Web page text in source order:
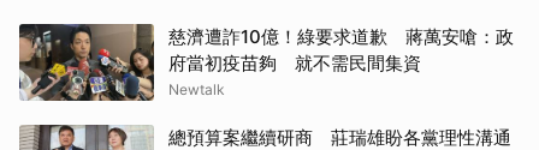
慈濟遭詐10億！綠要求道歉 蔣萬安嗆：政
府當初疫苗夠 就不需民間集資
Newtalk
總預算案繼續研商 莊瑞雄盼各黨理性溝通